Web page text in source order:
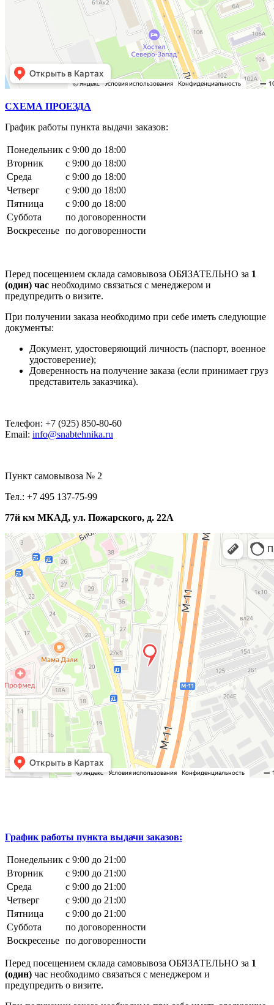
СХЕМА ПРОЕЗДА
График работы пункта выдачи заказов:
Понедельник с 9:00 до 18:00
Вторник
с 9:00 до 18:00
Среда
с 9:00 до 18:00
Четверг
с 9:00 до 18:00
Пятница
с 9:00 до 18:00
Суббота
по договоренности
Воскресенье по договоренности
Перед посещением склада самовывоза ОБЯЗАТЕЛЬНО за 1
(один) час необходимо связаться с менеджером и
предупредить о визите.
При получении заказа необходимо при себе иметь следующие
документы:
Документ, удостоверяющий личность (паспорт, военное
удостоверение);
Доверенность на получение заказа (если принимает груз
представитель заказчика).
Телефон: +7 (925) 850-80-60
Email: info@snabtehnika.ru
Пункт самовывоза № 2
Тел.: +7 495 137-75-99
77й км МКАД, ул. Пожарского, д. 22А
График работы пункта выдачи заказов:
Понедельник с 9:00 до 21:00
Вторник
с 9:00 до 21:00
Среда
с 9:00 до 21:00
Четверг
с 9:00 до 21:00
Пятница
с 9:00 до 21:00
Суббота
по договоренности
Воскресенье по договоренности
Перед посещением склада самовывоза ОБЯЗАТЕЛЬНО за 1
(один) час необходимо связаться с менеджером и
предупредить о визите.